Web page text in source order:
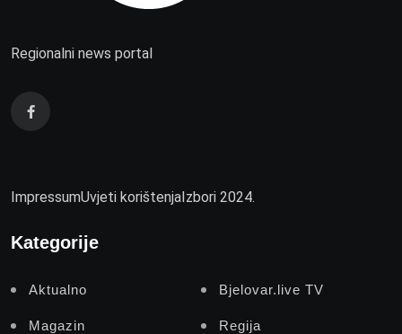
Regionalni news portal
ImpressumUvjeti korištenjaIzbori 2024.
Kategorije
Aktualno Bjelovar.live TV
Magazin Regija